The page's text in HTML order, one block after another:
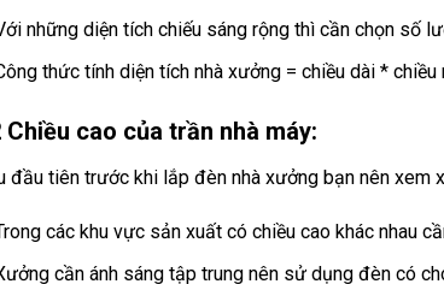
những diện tích chiếu sáng rộng thì cần chọn số
thức tính diện tích nhà xưởng = chiều dài * chiều
Chiều cao của trần nhà máy:
đầu tiên trước khi lắp đèn nhà xưởng bạn nên xem
các khu vực sản xuất có chiều cao khác nhau
cần ánh sáng tập trung nên sử dụng đèn có